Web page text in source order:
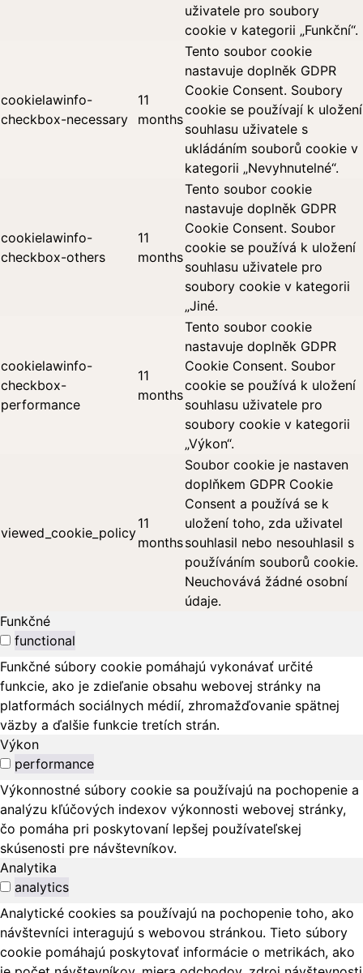
uživatele pro soubory
cookie v kategorii „Funkční“.
cookielawinfo-
checkbox-necessary
11
months
Tento soubor cookie
nastavuje doplněk GDPR
Cookie Consent. Soubory
cookie se používají k uložení
souhlasu uživatele s
ukládáním souborů cookie v
kategorii „Nevyhnutelné“.
cookielawinfo-
checkbox-others
11
months
Tento soubor cookie
nastavuje doplněk GDPR
Cookie Consent. Soubor
cookie se používá k uložení
souhlasu uživatele pro
soubory cookie v kategorii
„Jiné.
cookielawinfo-
checkbox-
performance
11
months
Tento soubor cookie
nastavuje doplněk GDPR
Cookie Consent. Soubor
cookie se používá k uložení
souhlasu uživatele pro
soubory cookie v kategorii
„Výkon“.
viewed_cookie_policy
11
months
Soubor cookie je nastaven
doplňkem GDPR Cookie
Consent a používá se k
uložení toho, zda uživatel
souhlasil nebo nesouhlasil s
používáním souborů cookie.
Neuchovává žádné osobní
údaje.
Funkčné
functional
Funkčné súbory cookie pomáhajú vykonávať určité
funkcie, ako je zdieľanie obsahu webovej stránky na
platformách sociálnych médií, zhromažďovanie spätnej
väzby a ďalšie funkcie tretích strán.
Výkon
performance
Výkonnostné súbory cookie sa používajú na pochopenie a
analýzu kľúčových indexov výkonnosti webovej stránky,
čo pomáha pri poskytovaní lepšej používateľskej
skúsenosti pre návštevníkov.
Analytika
analytics
Analytické cookies sa používajú na pochopenie toho, ako
návštevníci interagujú s webovou stránkou. Tieto súbory
cookie pomáhajú poskytovať informácie o metrikách, ako